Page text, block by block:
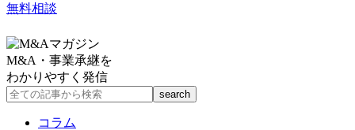
無料相談
M&A・事業承継を
わかりやすく発信
コラム